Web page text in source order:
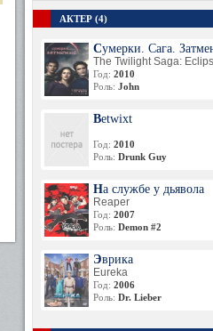
АКТЕР (4)
Сумерки. Сага.
The Twilight Saga:
Год: 2010
Роль: John
Betwixt
Год: 2010
Роль: Drunk Guy
На службе у дьявола
Reaper
Год: 2007
Роль: Demon #2
Эврика
Eureka
Год: 2006
Роль: Dr. Lieber